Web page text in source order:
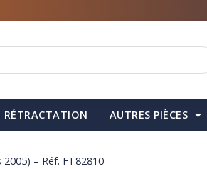
RÉTRACTATION AUTRES PIÈCES
– Réf. FT82810